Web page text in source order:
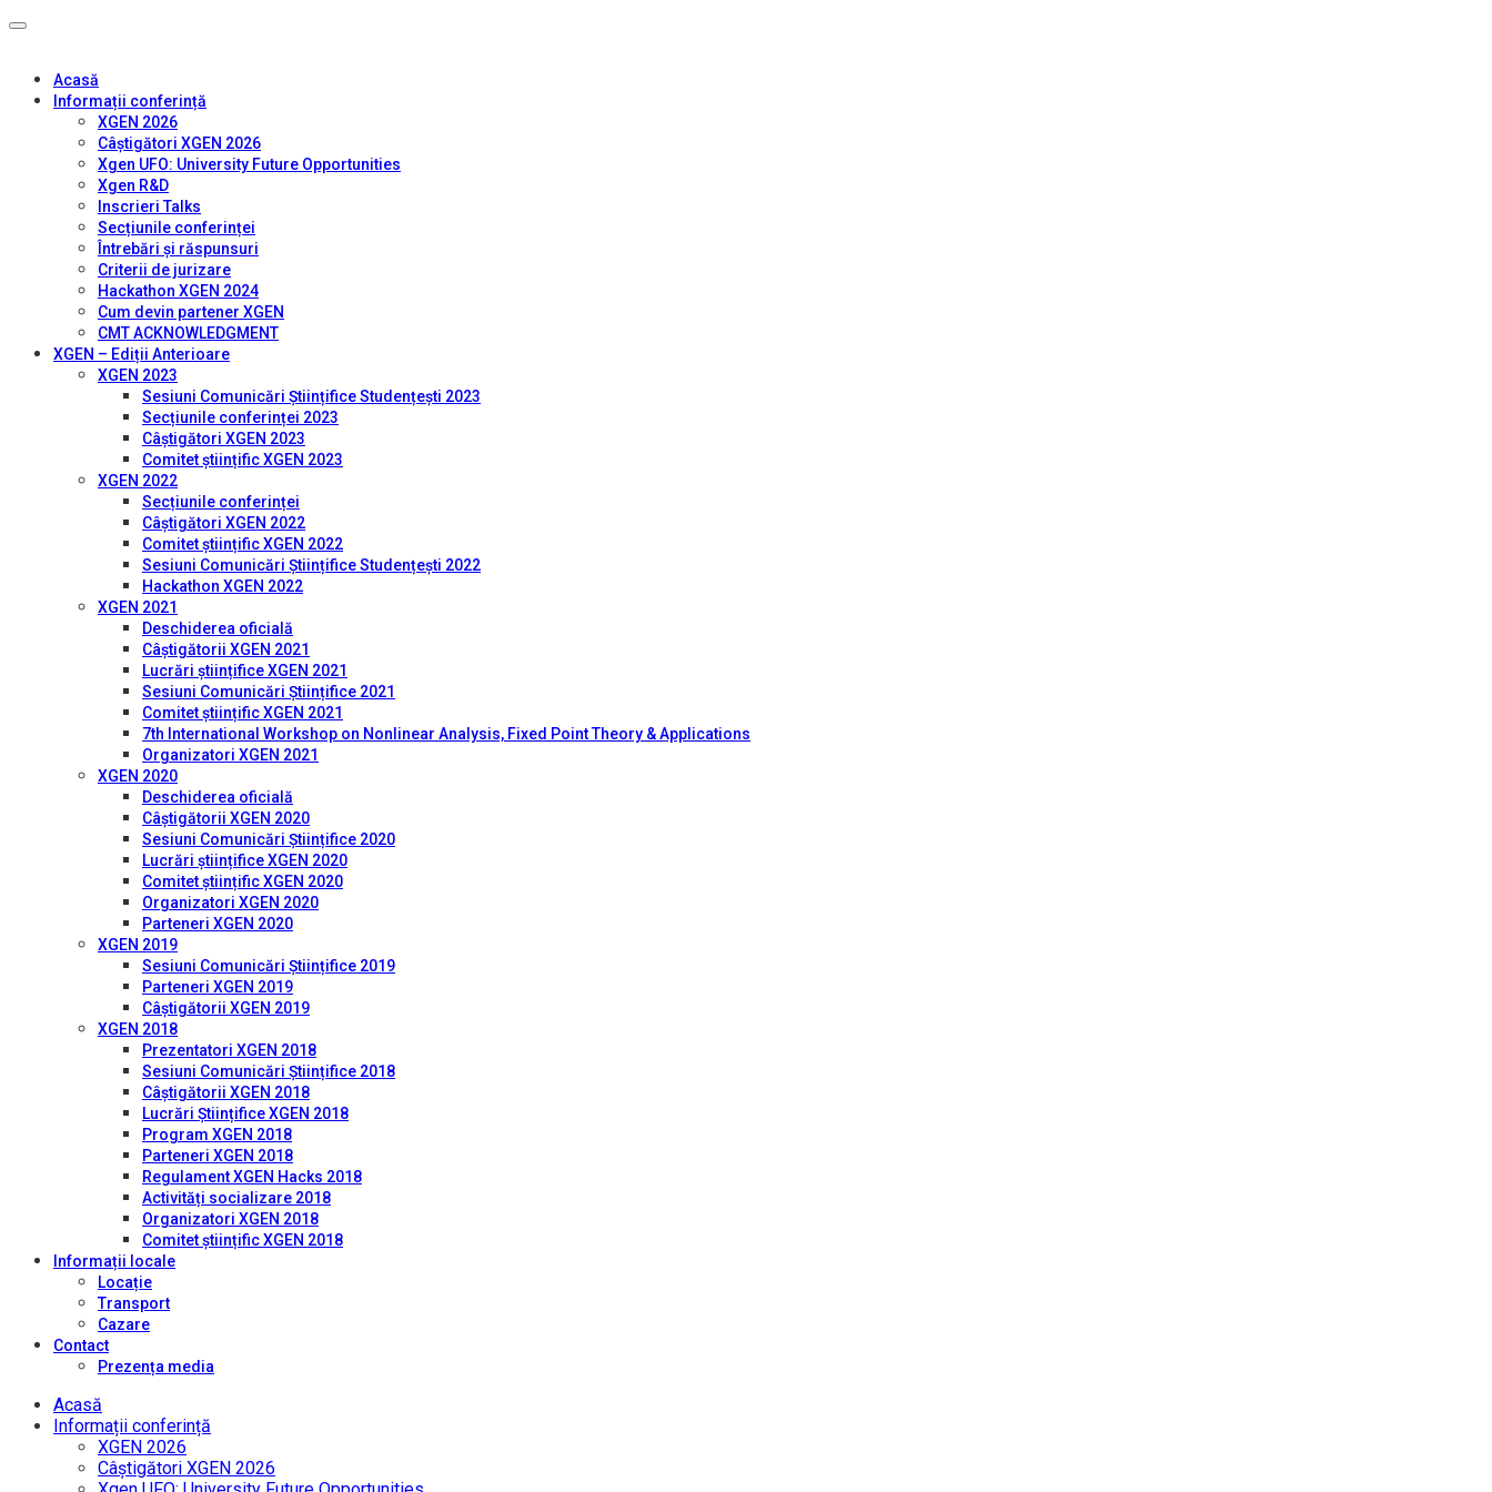
Acasă
Informații conferință
XGEN 2026
Câștigători XGEN 2026
Xgen UFO: University Future Opportunities
Xgen R&D
Inscrieri Talks
Secțiunile conferinței
Întrebări și răspunsuri
Criterii de jurizare
Hackathon XGEN 2024
Cum devin partener XGEN
CMT ACKNOWLEDGMENT
XGEN – Ediții Anterioare
XGEN 2023
Sesiuni Comunicări Științifice Studențești 2023
Secțiunile conferinței 2023
Câștigători XGEN 2023
Comitet științific XGEN 2023
XGEN 2022
Secțiunile conferinței
Câștigători XGEN 2022
Comitet științific XGEN 2022
Sesiuni Comunicări Științifice Studențești 2022
Hackathon XGEN 2022
XGEN 2021
Deschiderea oficială
Câștigătorii XGEN 2021
Lucrări științifice XGEN 2021
Sesiuni Comunicări Științifice 2021
Comitet științific XGEN 2021
7th International Workshop on Nonlinear Analysis, Fixed Point Theory & Applications
Organizatori XGEN 2021
XGEN 2020
Deschiderea oficială
Câștigătorii XGEN 2020
Sesiuni Comunicări Științifice 2020
Lucrări științifice XGEN 2020
Comitet științific XGEN 2020
Organizatori XGEN 2020
Parteneri XGEN 2020
XGEN 2019
Sesiuni Comunicări Științifice 2019
Parteneri XGEN 2019
Câștigătorii XGEN 2019
XGEN 2018
Prezentatori XGEN 2018
Sesiuni Comunicări Științifice 2018
Câștigătorii XGEN 2018
Lucrări Științifice XGEN 2018
Program XGEN 2018
Parteneri XGEN 2018
Regulament XGEN Hacks 2018
Activități socializare 2018
Organizatori XGEN 2018
Comitet științific XGEN 2018
Informații locale
Locație
Transport
Cazare
Contact
Prezența media
Acasă
Informații conferință
XGEN 2026
Câștigători XGEN 2026